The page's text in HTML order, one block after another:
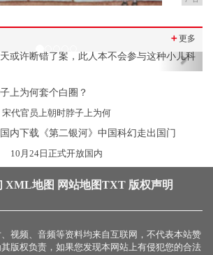
＋更多
Next
宋代官员上朝时脖子上为何
10月24日正式开放国内
XML地图 网站地图TXT 版权声明
视频、音频等资料均来自互联网，不代表本站赞
版权负责，如果您发现本网站上有侵犯您的合法